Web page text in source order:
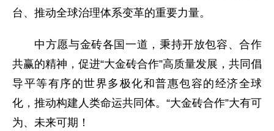
台、推动全球治理体系变革的重要力量。
中方愿与金砖各国一道，秉持开放包容、合作
共赢的精神，促进“大金砖合作”高质量发展，共同倡
导平等有序的世界多极化和普惠包容的经济全球
化，推动构建人类命运共同体。“大金砖合作”大有可
为、未来可期！